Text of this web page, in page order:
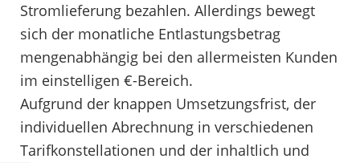
Stromlieferung bezahlen. Allerdings bewegt
sich der monatliche Entlastungsbetrag
mengenabhängig bei den allermeisten Kunden
im einstelligen €-Bereich.
Aufgrund der knappen Umsetzungsfrist, der
individuellen Abrechnung in verschiedenen
Tarifkonstellationen und der inhaltlich und